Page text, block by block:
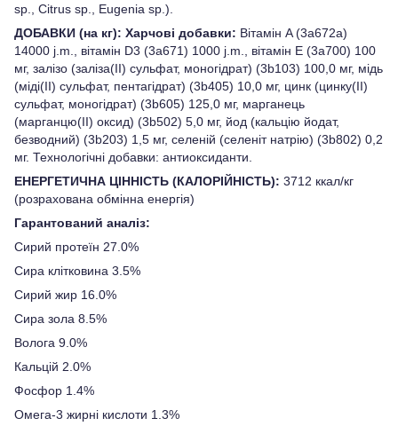
sp., Citrus sp., Eugenia sp.).
ДОБАВКИ (на кг): Харчові добавки: Вітамін A (3a672a)
14000 j.m., вітамін D3 (3a671) 1000 j.m., вітамін E (3a700) 100
мг, залізо (заліза(II) сульфат, моногідрат) (3b103) 100,0 мг, мідь
(міді(II) сульфат, пентагідрат) (3b405) 10,0 мг, цинк (цинку(II)
сульфат, моногідрат) (3b605) 125,0 мг, марганець
(марганцю(II) оксид) (3b502) 5,0 мг, йод (кальцію йодат,
безводний) (3b203) 1,5 мг, селеній (селеніт натрію) (3b802) 0,2
мг. Технологічні добавки: антиоксиданти.
ЕНЕРГЕТИЧНА ЦІННІСТЬ (КАЛОРІЙНІСТЬ): 3712 ккал/кг
(розрахована обмінна енергія)
Гарантований аналіз:
Сирий протеїн 27.0%
Сира клітковина 3.5%
Сирий жир 16.0%
Сира зола 8.5%
Волога 9.0%
Кальцій 2.0%
Фосфор 1.4%
Омега-3 жирні кислоти 1.3%